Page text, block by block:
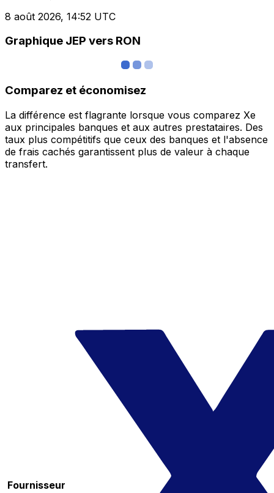
8 août 2026, 14:52 UTC
Graphique JEP vers RON
Comparez et économisez
La différence est flagrante lorsque vous comparez Xe
aux principales banques et aux autres prestataires. Des
taux plus compétitifs que ceux des banques et l'absence
de frais cachés garantissent plus de valeur à chaque
transfert.
Fournisseur